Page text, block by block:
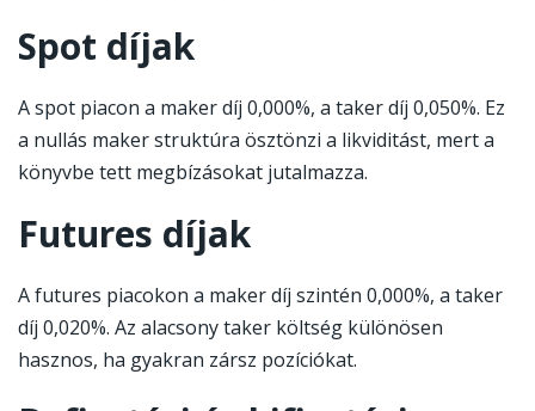
Spot díjak
A spot piacon a maker díj 0,000%, a taker díj 0,050%. Ez
a nullás maker struktúra ösztönzi a likviditást, mert a
könyvbe tett megbízásokat jutalmazza.
Futures díjak
A futures piacokon a maker díj szintén 0,000%, a taker
díj 0,020%. Az alacsony taker költség különösen
hasznos, ha gyakran zársz pozíciókat.